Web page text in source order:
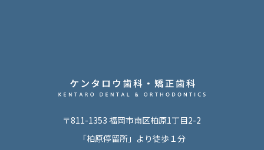
〒811-1353 福岡市南区柏原1丁目2-2
「柏原停留所」より徒歩１分